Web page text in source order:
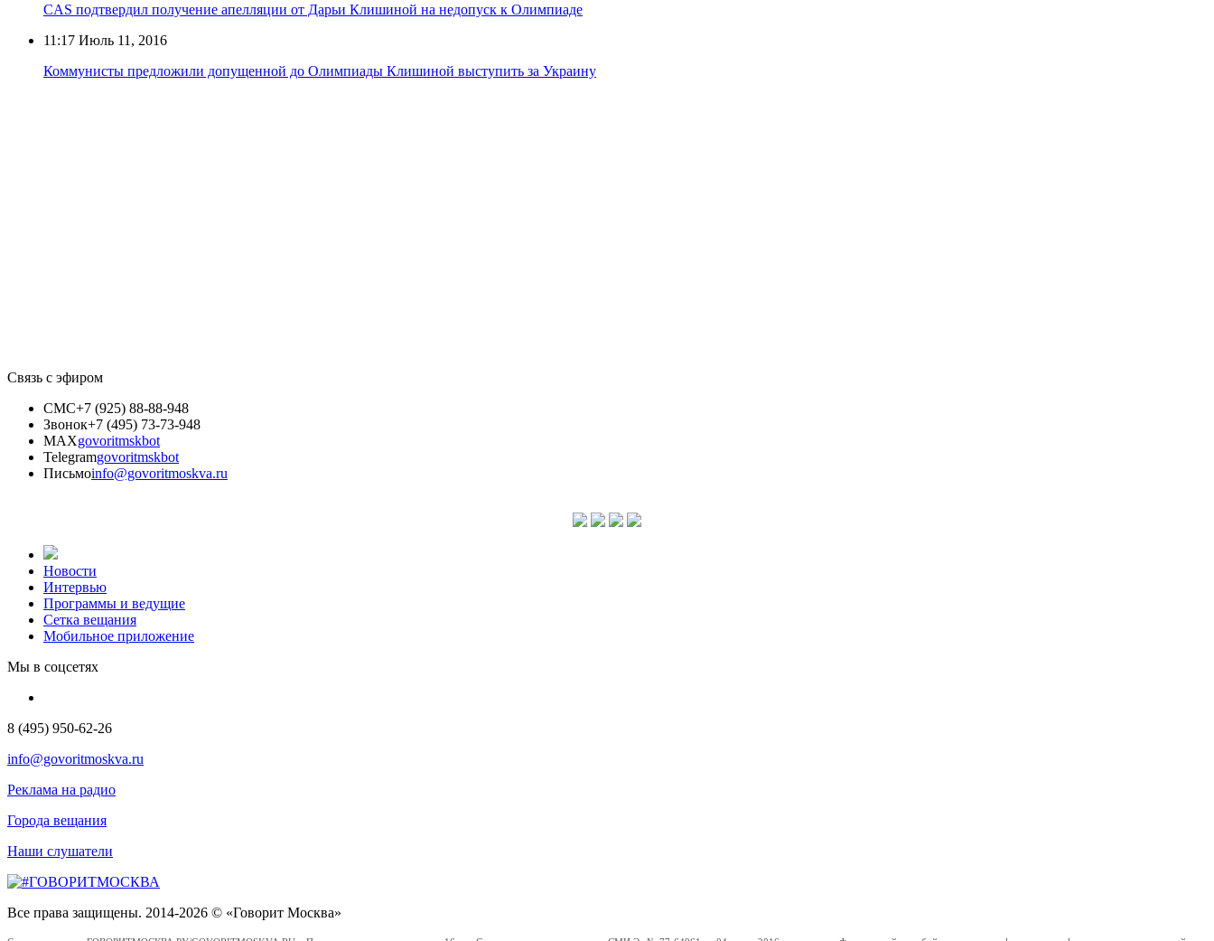
CAS подтвердил получение апелляции от Дарьи Клишиной на недопуск к Олимпиаде
11:17 Июль 11, 2016
Коммунисты предложили допущенной до Олимпиады Клишиной выступить за Украину
Связь с эфиром
СМС+7 (925) 88-88-948
Звонок+7 (495) 73-73-948
MAXgovoritmskbot
Telegramgovoritmskbot
Письмоinfo@govoritmoskva.ru
Новости
Интервью
Программы и ведущие
Сетка вещания
Мобильное приложение
Мы в соцсетях
8 (495) 950-62-26
info@govoritmoskva.ru
Реклама на радио
Города вещания
Наши слушатели
Все права защищены. 2014-2026 © «Говорит Москва»